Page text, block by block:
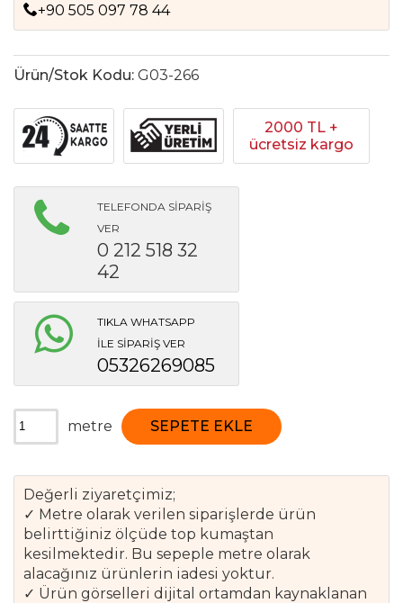
+90 505 097 78 44
Ürün/Stok Kodu: G03-266
2000 TL +
ücretsiz kargo
TELEFONDA SİPARİŞ
VER
0 212 518 32
42
TIKLA WHATSAPP
İLE SİPARİŞ VER
05326269085
metre SEPETE EKLE
Değerli ziyaretçimiz;
✓ Metre olarak verilen siparişlerde ürün
belirttiğiniz ölçüde top kumaştan
kesilmektedir. Bu sepeple metre olarak
alacağınız ürünlerin iadesi yoktur.
✓ Ürün görselleri dijital ortamdan kaynaklanan